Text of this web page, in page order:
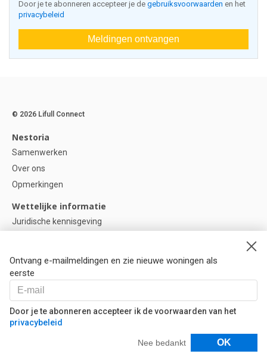
Door je te abonneren accepteer je de gebruiksvoorwaarden en het
privacybeleid
Meldingen ontvangen
Ontvang e-mailmeldingen en zie nieuwe woningen als
eerste
Door je te abonneren accepteer ik de voorwaarden van het
privacybeleid
Nee bedankt OK
Filters
© 2026 Lifull Connect
Nestoria
Samenwerken
Over ons
Opmerkingen
Wettelijke informatie
Juridische kennisgeving
Cookie instellingen
Help
Vragen
Onze partners